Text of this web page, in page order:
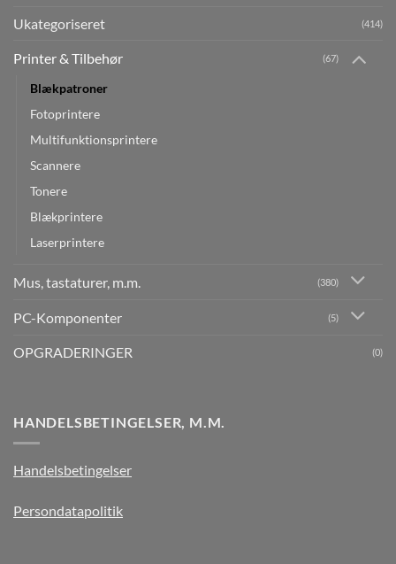
Ukategoriseret (414)
Printer & Tilbehør (67)
Blækpatroner
Fotoprintere
Multifunktionsprintere
Scannere
Tonere
Blækprintere
Laserprintere
Mus, tastaturer, m.m. (380)
PC-Komponenter (5)
OPGRADERINGER (0)
HANDELSBETINGELSER, M.M.
Handelsbetingelser
Persondatapolitik